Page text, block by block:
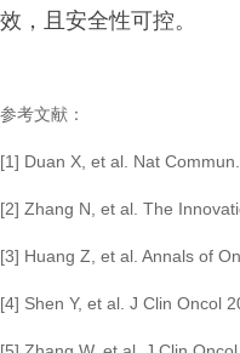
效，且安全性可控。
参考文献：
[1] Duan X, et al. Nat
[2] Zhang N, et al. The
[3] Huang Z, et al. Annals of
[4] Shen Y, et al. J Clin Oncol